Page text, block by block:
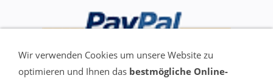
Wir verwenden Cookies um unsere Website zu
optimieren und Ihnen das bestmögliche Online-